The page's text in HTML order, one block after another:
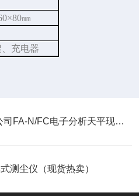
㎜
充电器
郑州科技有限公司FA-N/FC电子分析天平现货热卖
测尘仪（现货热卖）